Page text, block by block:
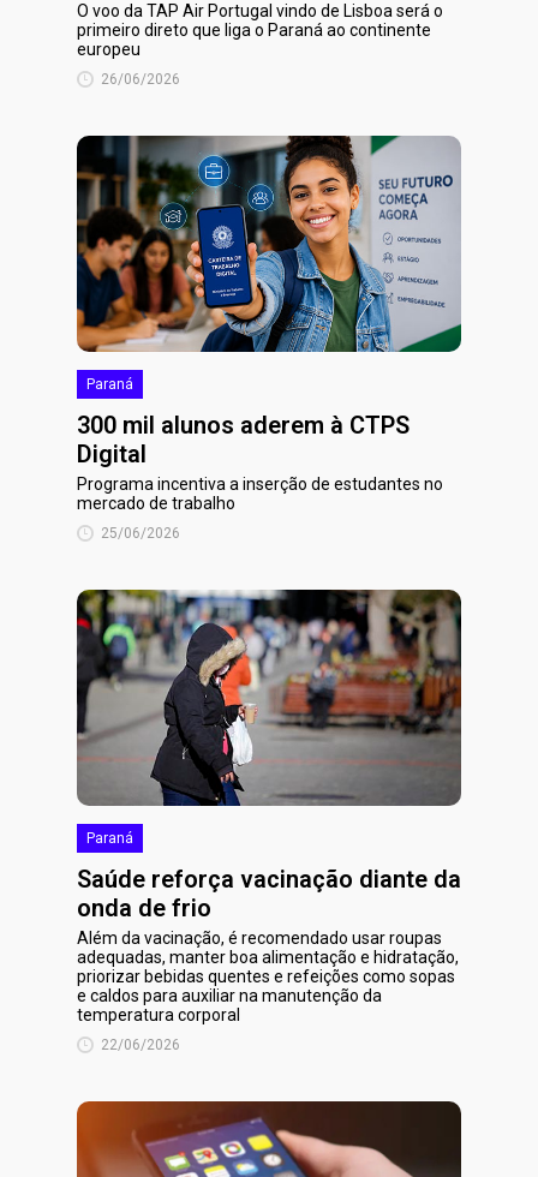
O voo da TAP Air Portugal vindo de Lisboa será o
primeiro direto que liga o Paraná ao continente
europeu
26/06/2026
Paraná
300 mil alunos aderem à CTPS
Digital
Programa incentiva a inserção de estudantes no
mercado de trabalho
25/06/2026
Paraná
Saúde reforça vacinação diante da
onda de frio
Além da vacinação, é recomendado usar roupas
adequadas, manter boa alimentação e hidratação,
priorizar bebidas quentes e refeições como sopas
e caldos para auxiliar na manutenção da
temperatura corporal
22/06/2026